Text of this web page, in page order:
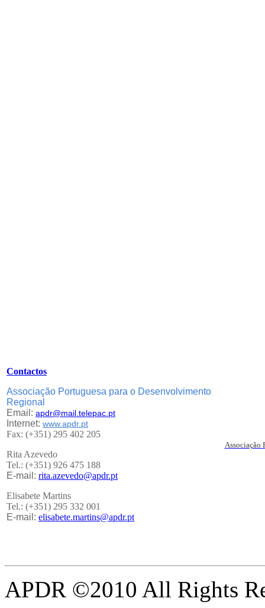
Contactos
Associação Portuguesa para o Desenvolvimento
Regional
Email: apdr@mail.telepac.pt
Internet: www.apdr.pt
Fax: (+351) 295 402 205
Rita Azevedo
Tel.: (+351) 926 475 188
E-mail: rita.azevedo@apdr.pt
Elisabete Martins
Tel.: (+351) 295 332 001
E-mail: elisabete.martins@apdr.pt
Associação
APDR ©2010 All Rights